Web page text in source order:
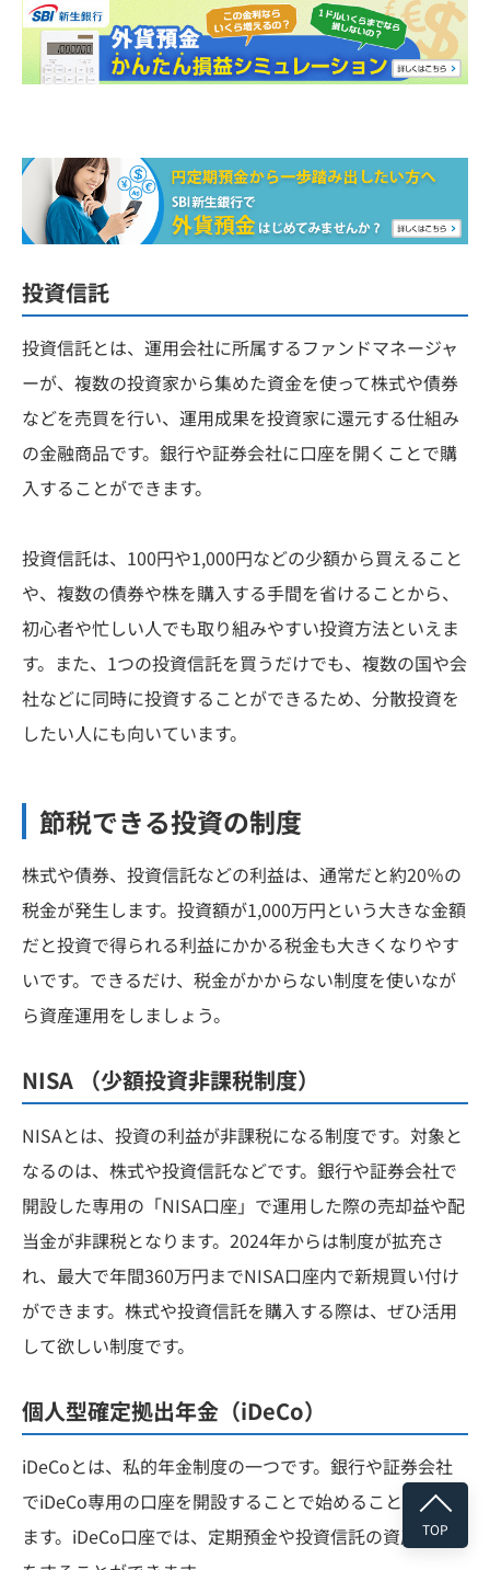
投資信託
投資信託とは、運用会社に所属するファンドマネージャ
ーが、複数の投資家から集めた資金を使って株式や債券
などを売買を行い、運用成果を投資家に還元する仕組み
の金融商品です。銀行や証券会社に口座を開くことで購
入することができます。
投資信託は、100円や1,000円などの少額から買えること
や、複数の債券や株を購入する手間を省けることから、
初心者や忙しい人でも取り組みやすい投資方法といえま
す。また、1つの投資信託を買うだけでも、複数の国や会
社などに同時に投資することができるため、分散投資を
したい人にも向いています。
節税できる投資の制度
株式や債券、投資信託などの利益は、通常だと約20％の
税金が発生します。投資額が1,000万円という大きな金額
だと投資で得られる利益にかかる税金も大きくなりやす
いです。できるだけ、税金がかからない制度を使いなが
ら資産運用をしましょう。
NISA （少額投資非課税制度）
NISAとは、投資の利益が非課税になる制度です。対象と
なるのは、株式や投資信託などです。銀行や証券会社で
開設した専用の「NISA口座」で運用した際の売却益や配
当金が非課税となります。2024年からは制度が拡充さ
れ、最大で年間360万円までNISA口座内で新規買い付け
ができます。株式や投資信託を購入する際は、ぜひ活用
して欲しい制度です。
個人型確定拠出年金（iDeCo）
iDeCoとは、私的年金制度の一つです。銀行や証券会社
でiDeCo専用の口座を開設することで始めることができ
ます。iDeCo口座では、定期預金や投資信託の資産運用
TOP